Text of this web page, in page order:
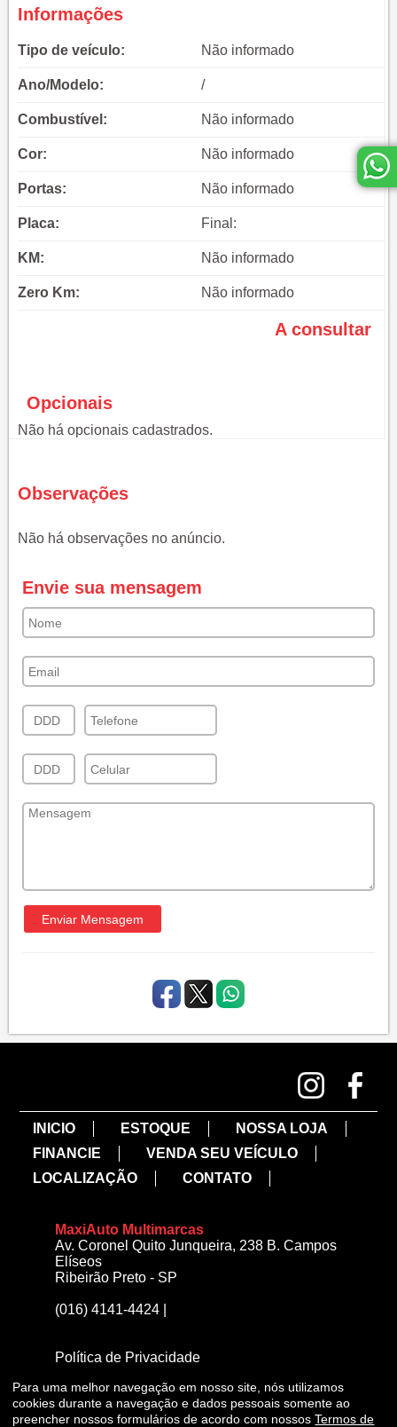
Informações
Tipo de veículo: Não informado
Ano/Modelo: /
Combustível: Não informado
Cor: Não informado
Portas: Não informado
Placa: Final:
KM: Não informado
Zero Km: Não informado
A consultar
Opcionais
Não há opcionais cadastrados.
Observações
Não há observações no anúncio.
Envie sua mensagem
INICIO ESTOQUE
NOSSA LOJA
FINANCIE
VENDA SEU VEÍCULO
LOCALIZAÇÃO
CONTATO
MaxiAuto Multimarcas
Av. Coronel Quito Junqueira, 238 B. Campos
Elíseos
Ribeirão Preto - SP
(016) 4141-4424
Política de Privacidade
Para uma melhor navegação em nosso site, nós utilizamos
cookies durante a navegação e dados pessoais somente ao
preencher nossos formulários de acordo com nossosTermos de